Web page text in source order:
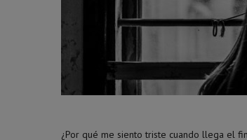
¿Por qué me siento triste cuando llega el